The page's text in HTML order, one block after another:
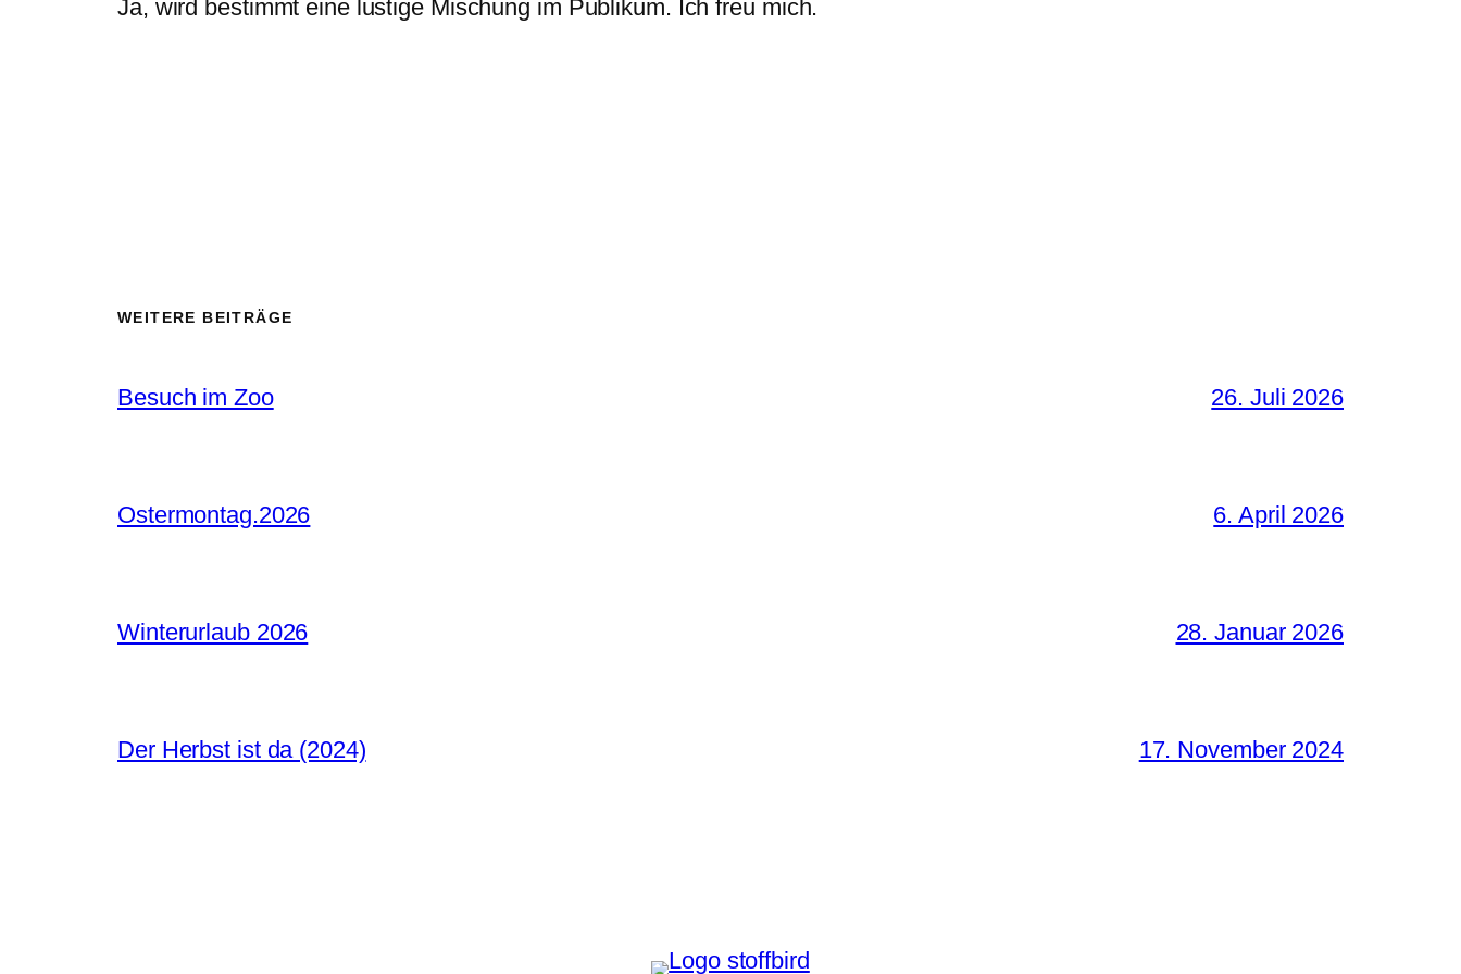
Ja, wird bestimmt eine lustige Mischung im Publikum. Ich freu mich.
WEITERE BEITRÄGE
Besuch im Zoo 26. Juli 2026
Ostermontag.2026 6. April 2026
Winterurlaub 2026 28. Januar 2026
Der Herbst ist da (2024) 17. November 2024